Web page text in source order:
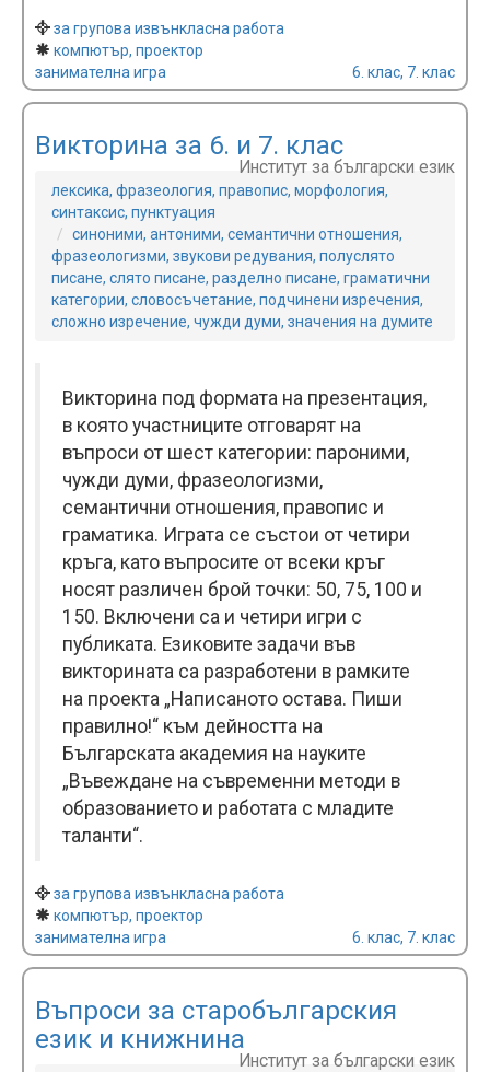
за групова извънкласна работа
компютър, проектор
занимателна игра
6. клас, 7. клас
Викторина за 6. и 7. клас
Институт за български език
лексика, фразеология, правопис, морфология,
синтаксис, пунктуация
синоними, антоними, семантични отношения,
фразеологизми, звукови редувания, полуслято
писане, слято писане, разделно писане, граматични
категории, словосъчетание, подчинени изречения,
сложно изречение, чужди думи, значения на думите
Викторина под формата на презентация,
в която участниците отговарят на
въпроси от шест категории: пароними,
чужди думи, фразеологизми,
семантични отношения, правопис и
граматика. Играта се състои от четири
кръга, като въпросите от всеки кръг
носят различен брой точки: 50, 75, 100 и
150. Включени са и четири игри с
публиката. Езиковите задачи във
викторината са разработени в рамките
на проекта „Написаното остава. Пиши
правилно!“ към дейността на
Българската академия на науките
„Въвеждане на съвременни методи в
образованието и работата с младите
таланти“.
за групова извънкласна работа
компютър, проектор
занимателна игра
6. клас, 7. клас
Въпроси за старобългарския
език и книжнина
Институт за български език